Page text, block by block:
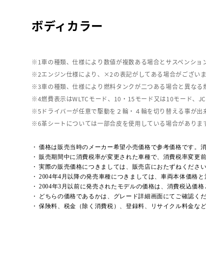
ボディカラー
車の種類、仕様により数値が複数ある場合とサスペンショ
エンジン仕様により、×2の表記がしてある場合がございま
車の種類、仕様により燃料タンクが二つある場合と異なる
燃費表示はWLTCモード、10・15モード又は10モード、
ドライバーが任意で駆動を２輪・４輪を切り替える事が
革シートについては一部合皮を使用している場合がありま
価格は販売当時のメーカー希望小売価格で参考価格です。
販売期間中に消費税率が変更された車種で、消費税率変更
実際の販売価格につきましては、販売店におたずねください
2004年4月以降の発売車種につきましては、車両本体価格
2004年3月以前に発売されたモデルの価格は、消費税込価格
どちらの価格であるかは、グレード詳細画面にてご確認くだ
保険料、税金（除く消費税）、登録料、リサイクル料金な